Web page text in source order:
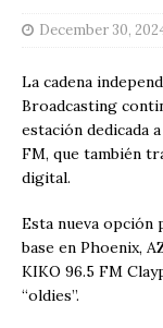
December 30,
La cadena
Broadcasting
estación dedicada
FM, que también
digital.
Esta nueva opción
base en Phoenix,
KIKO 96.5 FM
“oldies”.